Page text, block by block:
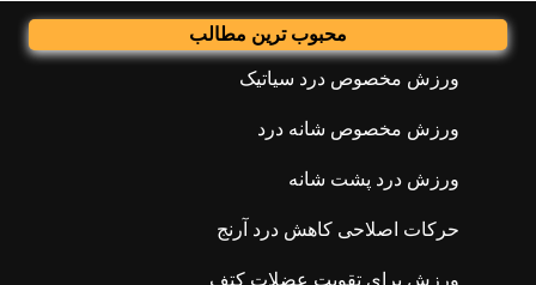
محبوب ترین مطالب
ورزش مخصوص درد سیاتیک
ورزش مخصوص شانه درد
ورزش درد پشت شانه
حرکات اصلاحی کاهش درد آرنج
ورزش برای تقویت عضلات کتف